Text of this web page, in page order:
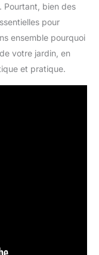
Pourtant, bien des
pour
ensemble pourquoi
votre jardin, en
et pratique.